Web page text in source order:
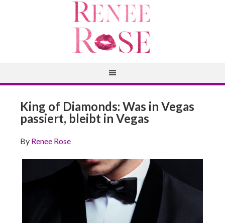
King of Diamonds: Was in Vegas
passiert, bleibt in Vegas
By Renee Rose